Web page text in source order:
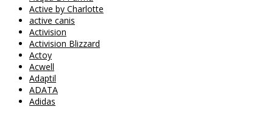
Active by Charlotte
active canis
Activision
Activision Blizzard
Actoy
Acwell
Adaptil
ADATA
Adidas